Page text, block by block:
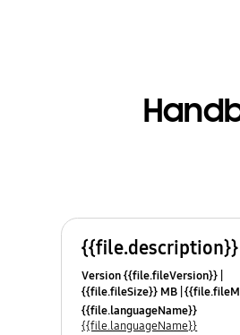
{{file.description}}
Version {{file.fileVersion}}
{{file.fileSize}} MB
{{file.osNames}}
{{file.languageName}}
{{file.languageName}}